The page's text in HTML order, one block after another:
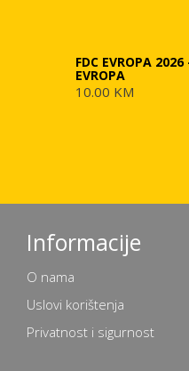
FDC EVROPA
EVROPA
10.00 KM
Informacije
O nama
Uslovi korištenja
Privatnost i sigurnost